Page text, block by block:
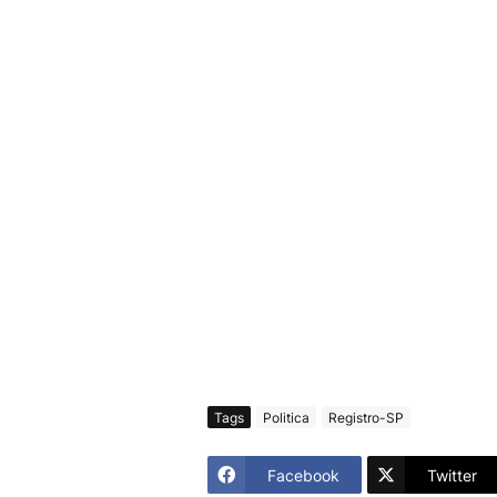
Tags Politica Registro-SP
Facebook Twitter